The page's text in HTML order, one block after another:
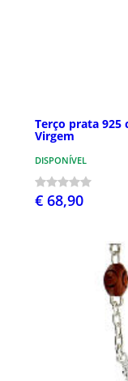
Terço prata 925
Virgem
DISPONÍVEL
€ 68,90